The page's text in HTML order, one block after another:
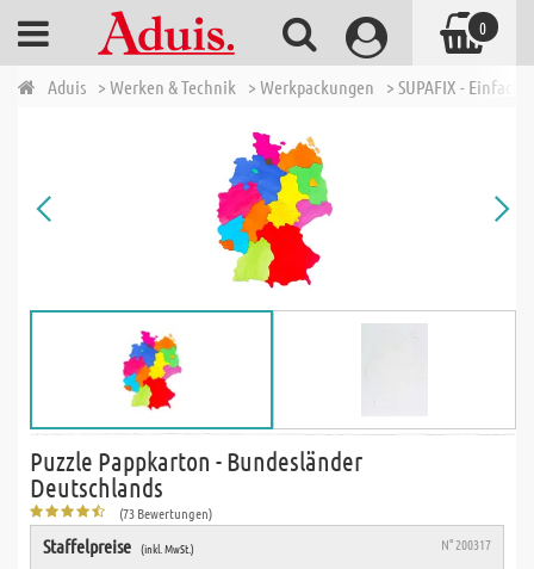
Aduis > Werken & Technik > Werkpackungen > SUPAFIX -
Puzzle Pappkarton - Bundesländer
Deutschlands
(73 Bewertungen)
Staffelpreise (inkl. MwSt.) N° 200317
0